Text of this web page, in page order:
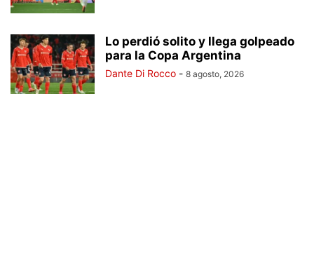
Lo perdió solito y llega golpeado
para la Copa Argentina
Dante Di Rocco - 8 agosto, 2026